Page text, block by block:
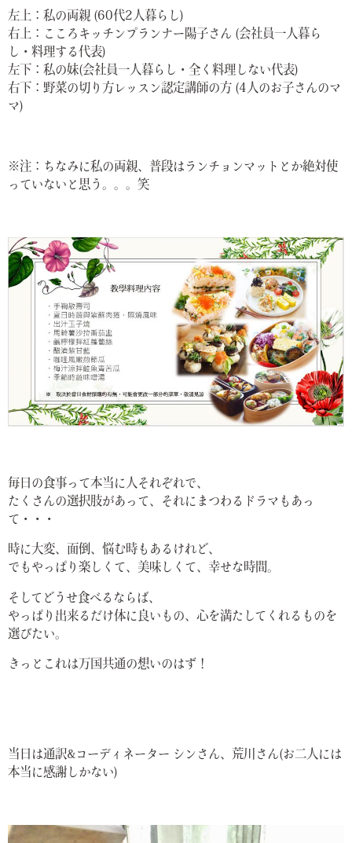
左上：私の両親 (60代2人暮らし)
右上：こころキッチンプランナー陽子さん (会社員一人暮ら
し・料理する代表)
左下：私の妹(会社員一人暮らし・全く料理しない代表)
右下：野菜の切り方レッスン認定講師の方 (4人のお子さんのマ
マ)
※注：ちなみに私の両親、普段はランチョンマットとか絶対使
っていないと思う。。。笑
毎日の食事って本当に人それぞれで、
たくさんの選択肢があって、それにまつわるドラマもあっ
て・・・
時に大変、面倒、悩む時もあるけれど、
でもやっぱり楽しくて、美味しくて、幸せな時間。
そしてどうせ食べるならば、
やっぱり出来るだけ体に良いもの、心を満たしてくれるものを
選びたい。
きっとこれは万国共通の想いのはず！
当日は通訳&コーディネーター シンさん、荒川さん(お二人には
本当に感謝しかない)